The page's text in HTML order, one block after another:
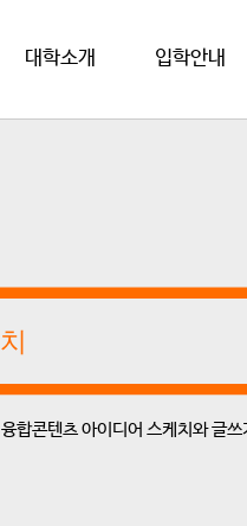
대학소개 입학안내
융합콘텐츠 아이디어 스케치와 글쓰